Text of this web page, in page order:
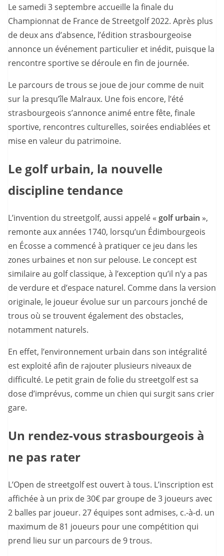
Le samedi 3 septembre accueille la finale du
Championnat de France de Streetgolf 2022. Après plus
de deux ans d’absence, l’édition strasbourgeoise
annonce un événement particulier et inédit, puisque la
rencontre sportive se déroule en fin de journée.
Le parcours de trous se joue de jour comme de nuit
sur la presqu’île Malraux. Une fois encore, l’été
strasbourgeois s’annonce animé entre fête, finale
sportive, rencontres culturelles, soirées endiablées et
mise en valeur du patrimoine.
Le golf urbain, la nouvelle
discipline tendance
L’invention du streetgolf, aussi appelé « golf urbain »,
remonte aux années 1740, lorsqu’un Édimbourgeois
en Écosse a commencé à pratiquer ce jeu dans les
zones urbaines et non sur pelouse. Le concept est
similaire au golf classique, à l’exception qu’il n’y a pas
de verdure et d’espace naturel. Comme dans la version
originale, le joueur évolue sur un parcours jonché de
trous où se trouvent également des obstacles,
notamment naturels.
En effet, l’environnement urbain dans son intégralité
est exploité afin de rajouter plusieurs niveaux de
difficulté. Le petit grain de folie du streetgolf est sa
dose d’imprévus, comme un chien qui surgit sans crier
gare.
Un rendez-vous strasbourgeois à
ne pas rater
L’Open de streetgolf est ouvert à tous. L’inscription est
affichée à un prix de 30€ par groupe de 3 joueurs avec
2 balles par joueur. 27 équipes sont admises, c.-à-d. un
maximum de 81 joueurs pour une compétition qui
prend lieu sur un parcours de 9 trous.